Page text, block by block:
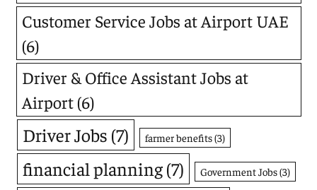
Customer Service Jobs at Airport UAE
(6)
Driver & Office Assistant Jobs at
Airport (6)
Driver Jobs (7) farmer benefits(3)
financial planning(7) Government Jobs(3)